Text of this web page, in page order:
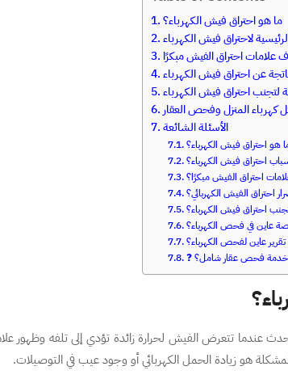
ما هو احتراق فيش الكهرباء؟
لاحتراق فيش الكهرباء
علامات احتراق الفيش مبكرًا
عن احتراق فيش الكهرباء
لتجنب احتراق فيش الكهرباء
المنزل وفحص العقار
الأسئلة الشائعة
هو احتراق فيش الكهرباء؟
احتراق فيش الكهرباء؟
احتراق الفيش مبكرًا؟
احتراق الفيش الكهربائي؟
احتراق فيش الكهرباء؟
عاين في فحص الكهرباء؟
عاين لفحص الكهرباء؟
خدمة فحص عقار شامل؟
عندما تتعرض الفيش لحرارة زائدة تؤدي إلى تلفه وظهور
هو زيادة الحمل الكهربائي أو وجود عيب في التوصيلات.